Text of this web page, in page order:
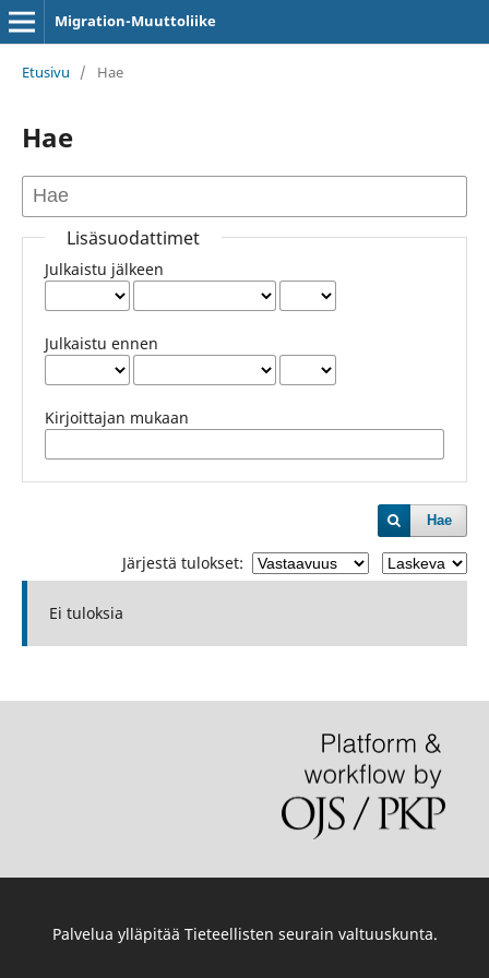
Migration-Muuttoliike
Etusivu / Hae
Hae
Lisäsuodattimet
Julkaistu jälkeen
Julkaistu ennen
Kirjoittajan mukaan
Hae
Järjestä tulokset:
Ei tuloksia
Palvelua ylläpitää Tieteellisten seurain valtuuskunta.